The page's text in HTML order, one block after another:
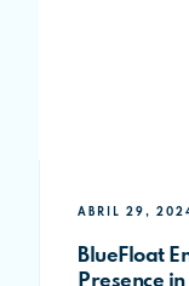
ABRIL 29,
BlueFloat